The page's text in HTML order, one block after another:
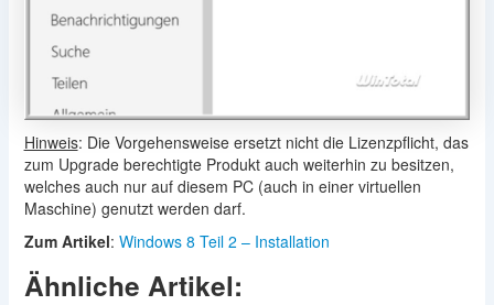
Hinweis: Die Vorgehensweise ersetzt nicht die Lizenzpflicht, das
zum Upgrade berechtigte Produkt auch weiterhin zu besitzen,
welches auch nur auf diesem PC (auch in einer virtuellen
Maschine) genutzt werden darf.
Zum Artikel: Windows 8 Teil 2 – Installation
Ähnliche Artikel: